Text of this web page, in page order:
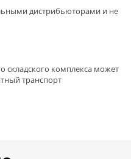
дистрибьюторами и не
складского комплекса может
транспорт